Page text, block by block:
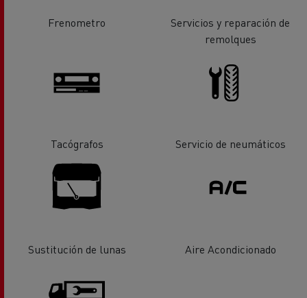
Frenometro
Servicios y reparación de
remolques
Tacógrafos Servicio de neumáticos
Sustitución de lunas Aire Acondicionado